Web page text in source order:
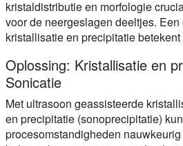
kristaldistributie en morfologie
voor de neergeslagen deeltjes.
kristallisatie en precipitatie
Oplossing: Kristallisatie en
Sonicatie
Met ultrasoon geassisteerde
en precipitatie (sonoprecipitatie)
procesomstandigheden